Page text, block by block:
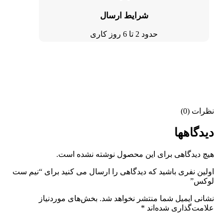
شرایط ارسال
حدود 2 تا 6 روز کاری
نظرات (0)
دیدگاهها
هیچ دیدگاهی برای این محصول نوشته نشده است.
اولین نفری باشید که دیدگاهی را ارسال می کنید برای “نیم ست
لوکس”
نشانی ایمیل شما منتشر نخواهد شد. بخش‌های موردنیاز
علامت‌گذاری شده‌اند *